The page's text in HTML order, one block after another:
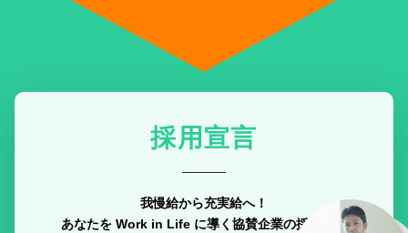
採用宣言
我慢給から充実給へ！
あなたを Work in Life に導く協賛企業の採用宣言